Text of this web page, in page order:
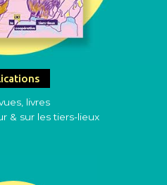
livres
& sur les tiers-lieux